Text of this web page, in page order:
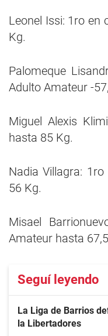
Leonel Issi: 1ro en
Kg.
Palomeque
Adulto Amateur -
Miguel Alexis
hasta 85 Kg.
Nadia Villagra:
56 Kg.
Misael
Amateur hasta
Seguí leyendo
La Liga de Barrios
la Libertadores